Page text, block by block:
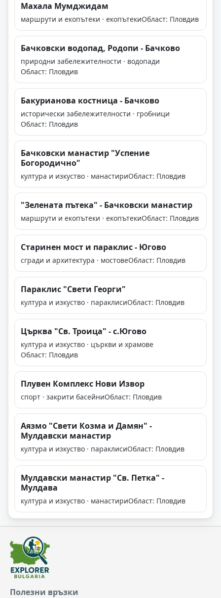
Махала Мумджидам
маршрути и екопътеки · екопътекиОбласт: Пловдив
Бачковски водопад, Родопи - Бачково
природни забележителности · водопади
Област: Пловдив
Бакурианова костница - Бачково
исторически забележителности · гробници
Област: Пловдив
Бачковски манастир "Успение
Богородично"
култура и изкуство · манастириОбласт: Пловдив
"Зелената пътека" - Бачковски манастир
маршрути и екопътеки · екопътекиОбласт: Пловдив
Старинен мост и параклис - Югово
сгради и архитектура · мостовеОбласт: Пловдив
Параклис "Свети Георги"
култура и изкуство · параклисиОбласт: Пловдив
Църква "Св. Троица" - с.Югово
култура и изкуство · църкви и храмове
Област: Пловдив
Плувен Комплекс Нови Извор
спорт · закрити басейниОбласт: Пловдив
Аязмо "Свети Козма и Дамян" -
Мулдавски манастир
култура и изкуство · параклисиОбласт: Пловдив
Мулдавски манастир "Св. Петка" -
Мулдава
култура и изкуство · манастириОбласт: Пловдив
Полезни връзки